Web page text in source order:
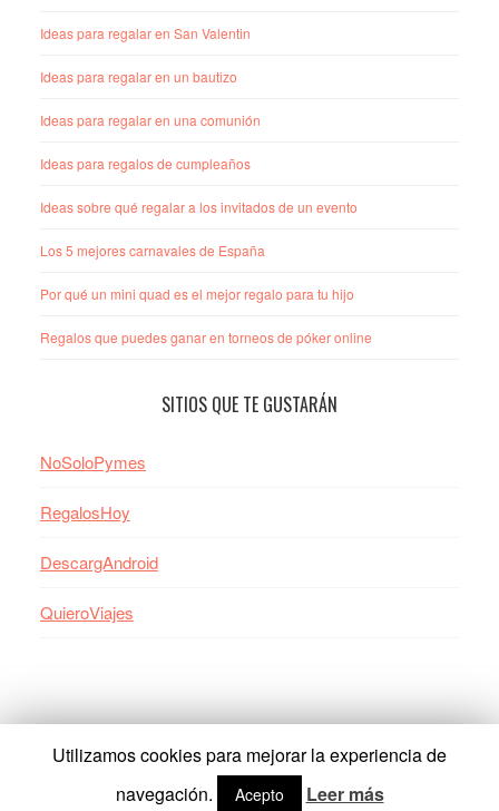
Ideas para regalar en San Valentin
Ideas para regalar en un bautizo
Ideas para regalar en una comunión
Ideas para regalos de cumpleaños
Ideas sobre qué regalar a los invitados de un evento
Los 5 mejores carnavales de España
Por qué un mini quad es el mejor regalo para tu hijo
Regalos que puedes ganar en torneos de póker online
SITIOS QUE TE GUSTARÁN
NoSoloPymes
RegalosHoy
DescargAndroid
QuieroViajes
Copyright © 2026 · Regalosyjuegos.com · Contactar·Política de
privacidad · Aviso legal
Utilizamos cookies para mejorar la experiencia de
navegación.
Acepto Leer más